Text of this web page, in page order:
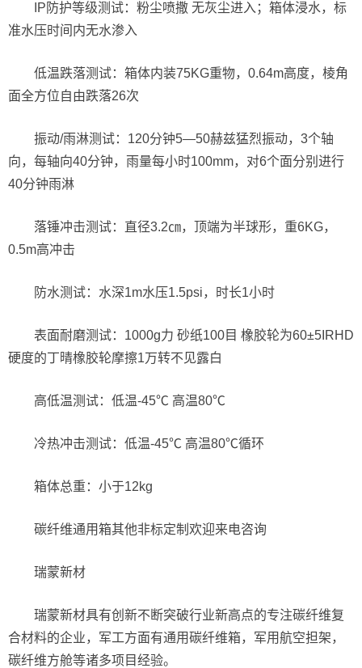
IP防护等级测试：粉尘喷撒 无灰尘进入；箱体浸水，标
准水压时间内无水渗入
低温跌落测试：箱体内装75KG重物，0.64m高度，棱角
面全方位自由跌落26次
振动/雨淋测试：120分钟5—50赫兹猛烈振动，3个轴
向，每轴向40分钟，雨量每小时100mm，对6个面分别进行
40分钟雨淋
落锤冲击测试：直径3.2㎝，顶端为半球形，重6KG，
0.5m高冲击
防水测试：水深1m水压1.5psi，时长1小时
表面耐磨测试：1000g力 砂纸100目 橡胶轮为60±5IRHD
硬度的丁晴橡胶轮摩擦1万转不见露白
高低温测试：低温-45℃ 高温80℃
冷热冲击测试：低温-45℃ 高温80℃循环
箱体总重：小于12kg
碳纤维通用箱其他非标定制欢迎来电咨询
瑞蒙新材
瑞蒙新材具有创新不断突破行业新高点的专注碳纤维复
合材料的企业，军工方面有通用碳纤维箱，军用航空担架，
碳纤维方舱等诸多项目经验。